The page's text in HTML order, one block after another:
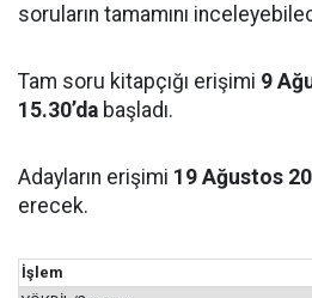
soruların tamamını
Tam soru kitapçığı erişimi 9
15.30’da başladı.
Adayların erişimi 19 Ağustos
erecek.
İşlem